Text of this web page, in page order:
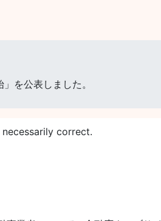
を公表しました。
correct.